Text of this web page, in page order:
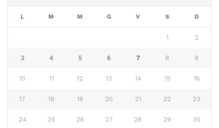
L M M G V S D
1 2
3 4 5 6 7 8 9
10 11 12 13 14 15 16
17 18 19 20 21 22 23
24 25 26 27 28 29 30